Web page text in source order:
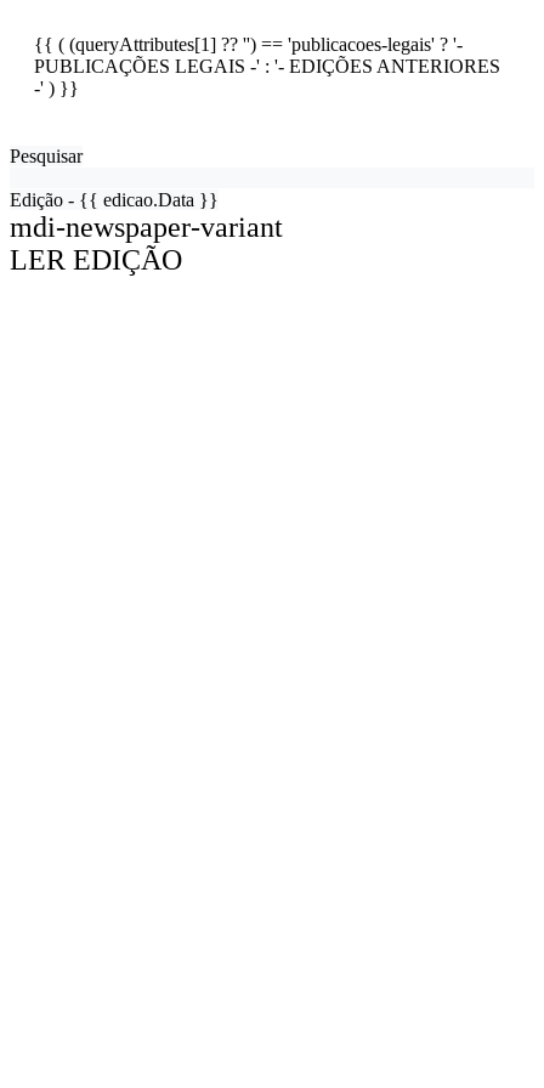
{{ ( (queryAttributes[1] ?? '') == 'publicacoes-legais' ? '-
PUBLICAÇÕES LEGAIS -' : '- EDIÇÕES ANTERIORES
-' ) }}
Pesquisar
Edição - {{ edicao.Data }}
mdi-newspaper-variant
LER EDIÇÃO